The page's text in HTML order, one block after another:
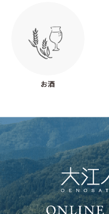
お酒